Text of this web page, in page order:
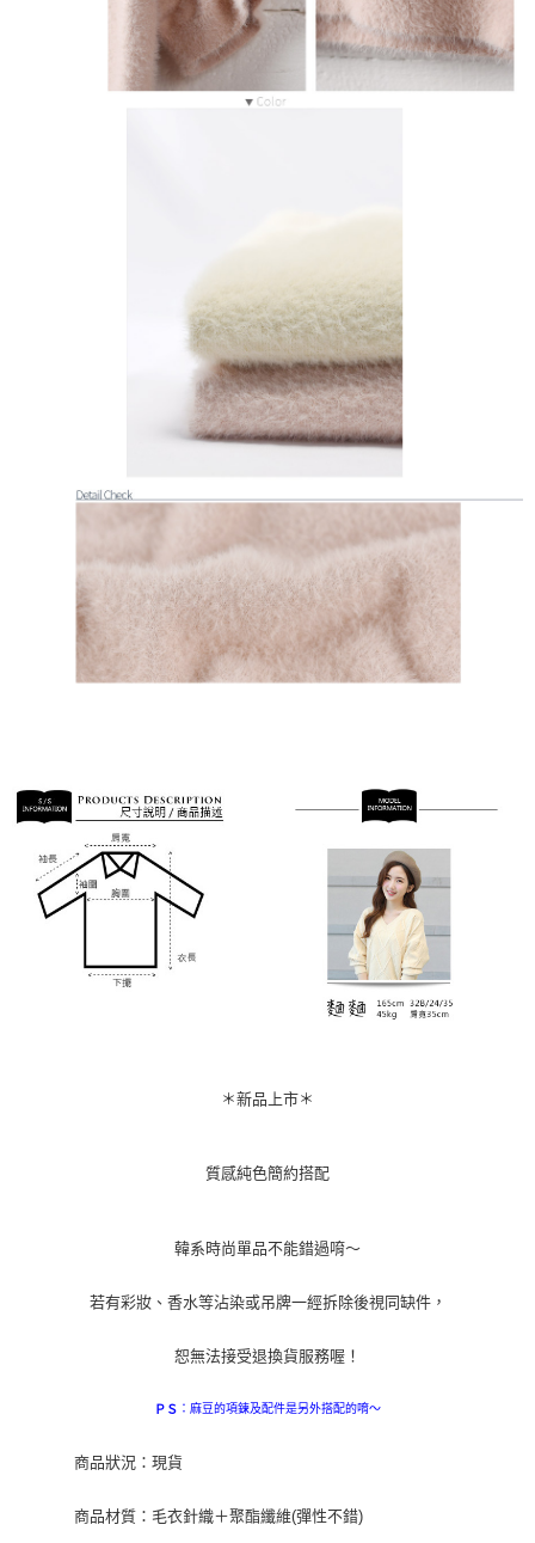
＊新品上市＊
質感純色簡約搭配
韓系時尚單品不能錯過唷～
若有彩妝、香水等沾染或吊牌一經拆除後視同缺件，
恕無法接受退換貨服務喔！
ＰＳ ：麻豆的項鍊及配件是另外搭配的唷～
商品狀況：現貨
商品材質：毛衣針織＋聚酯纖維(彈性不錯)